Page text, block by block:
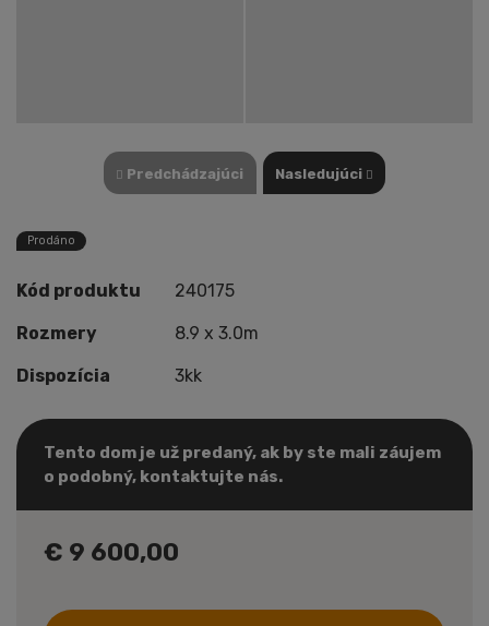
Predchádzajúci Nasledujúci
Prodáno
Kód produktu 240175
Rozmery 8.9 x 3.0m
Dispozícia 3kk
Tento dom je už predaný, ak by ste mali záujem
o podobný, kontaktujte nás.
€ 9 600,00